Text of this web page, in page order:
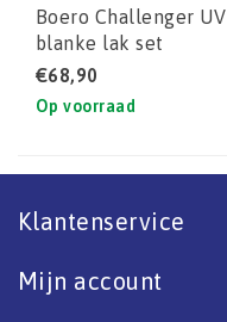
Boero Challenger UV
blanke lak set
€68,90
Op voorraad
Klantenservice
Mijn account